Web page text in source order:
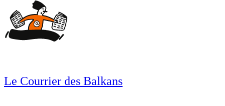
Le Courrier des Balkans